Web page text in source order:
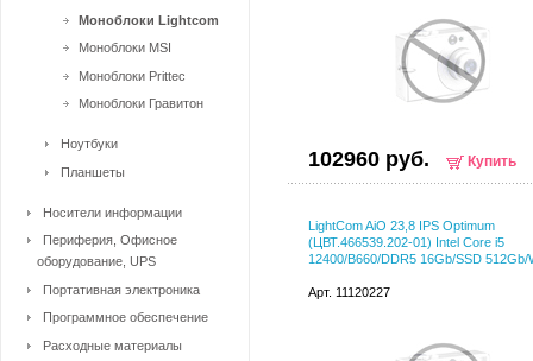
102960 руб. Купить
LightCom AiO 23,8 IPS Optimum
(ЦВТ.466539.202-01) Intel Core i5
12400/B660/DDR5 16Gb/SSD 512Gb/
Арт. 11120227
Моноблоки Lightcom
Моноблоки MSI
Моноблоки Prittec
Моноблоки Гравитон
Ноутбуки
Планшеты
Носители информации
Периферия, Офисное
оборудование, UPS
Портативная электроника
Программное обеспечение
Расходные материалы